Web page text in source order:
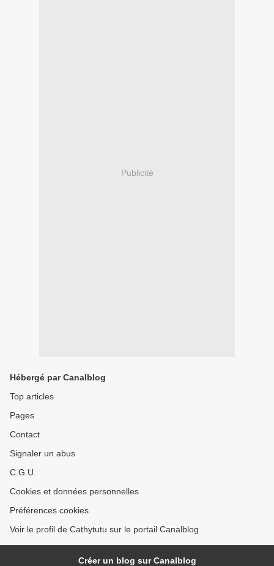
Publicité
Hébergé par Canalblog
Top articles
Pages
Contact
Signaler un abus
C.G.U.
Cookies et données personnelles
Préférences cookies
Voir le profil de Cathytutu sur le portail Canalblog
Créer un blog sur Canalblog